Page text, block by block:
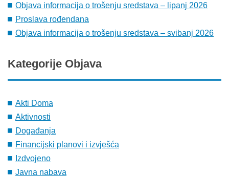
Objava informacija o trošenju sredstava – lipanj 2026
Proslava rođendana
Objava informacija o trošenju sredstava – svibanj 2026
Kategorije Objava
Akti Doma
Aktivnosti
Događanja
Financijski planovi i izvješća
Izdvojeno
Javna nabava